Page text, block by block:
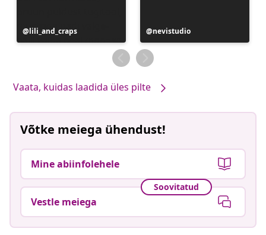
Postitus
avaldatud
lili_and_craps
Postitus
avaldatud
nevistudio
Vaata, kuidas laadida üles pilte
Võtke meiega ühendust!
Mine abiinfolehele
Soovitatud
Vestle meiega